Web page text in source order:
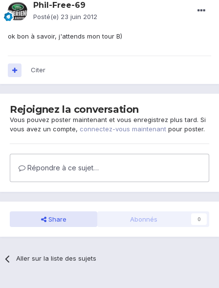
Phil-Free-69
Posté(e) 23 juin 2012
ok bon à savoir, j'attends mon tour B)
Citer
Rejoignez la conversation
Vous pouvez poster maintenant et vous enregistrez plus tard. Si
vous avez un compte, connectez-vous maintenant pour poster.
Répondre à ce sujet…
Share Abonnés 0
Aller sur la liste des sujets